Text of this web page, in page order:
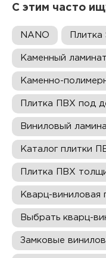
С этим часто
NANO Плитка
Каменный ламинат
Каменно-
Плитка ПВХ под
Виниловый
Каталог плитки
Плитка ПВХ
Кварц-виниловая
Выбрать кварц-
Замковые